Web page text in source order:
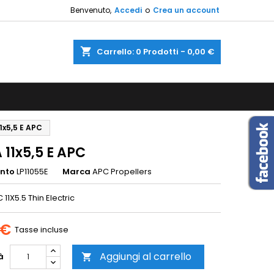
Benvenuto, Accedi o Crea un account
shopping_cart Carrello: 0 Prodotti - 0,00 €
E APC
11x5,5 E APC
LP11055E Marca APC Propellers
11X5.5 Thin Electric
Tasse incluse
 Aggiungi al carrello